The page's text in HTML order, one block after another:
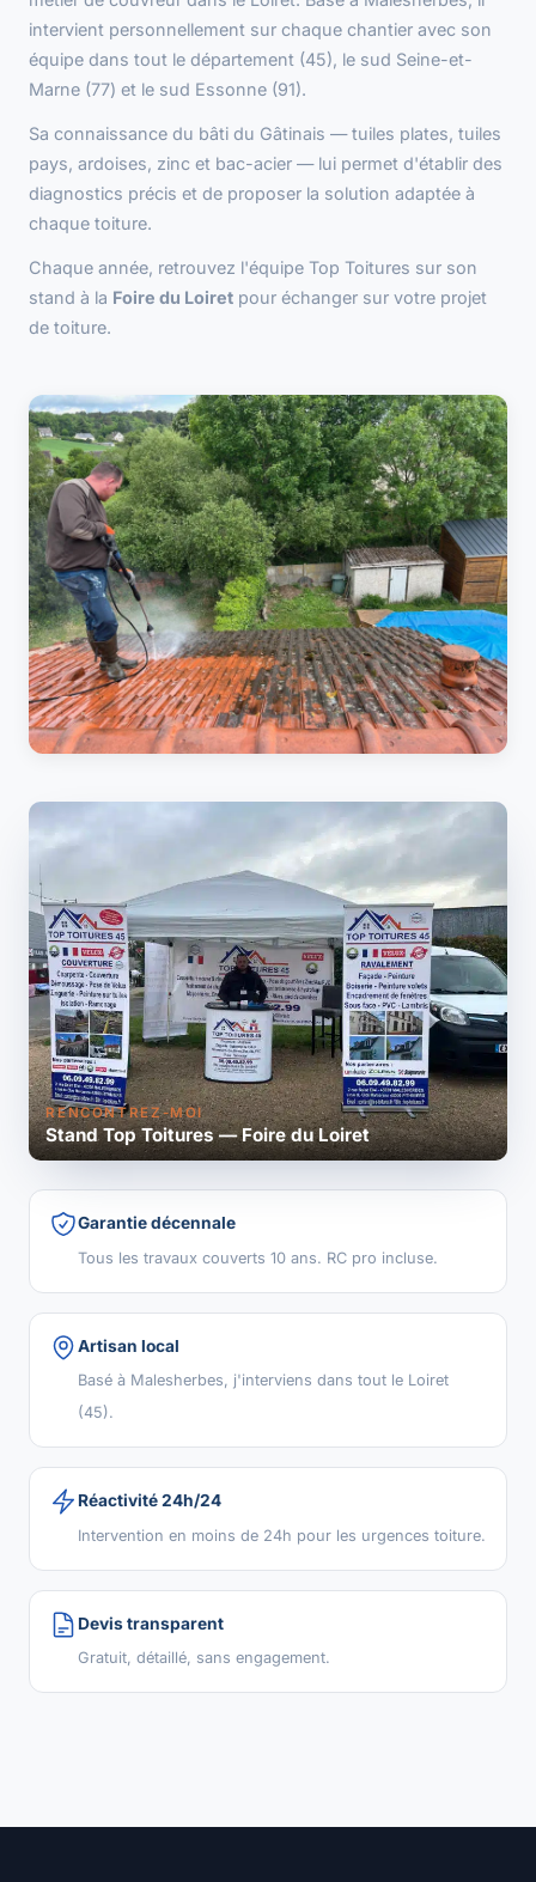
intervient personnellement sur chaque chantier avec son
équipe dans tout le département (45), le sud Seine-et-
Marne (77) et le sud Essonne (91).
Sa connaissance du bâti du Gâtinais — tuiles plates, tuiles
pays, ardoises, zinc et bac-acier — lui permet d'établir des
diagnostics précis et de proposer la solution adaptée à
chaque toiture.
Chaque année, retrouvez l'équipe Top Toitures sur son
stand à la Foire du Loiret pour échanger sur votre projet
de toiture.
RENCONTREZ-MOI
Stand Top Toitures — Foire du Loiret
Garantie décennale
Tous les travaux couverts 10 ans. RC pro incluse.
Artisan local
Basé à Malesherbes, j'interviens dans tout le Loiret
(45).
Réactivité 24h/24
Intervention en moins de 24h pour les urgences toiture.
Devis transparent
Gratuit, détaillé, sans engagement.